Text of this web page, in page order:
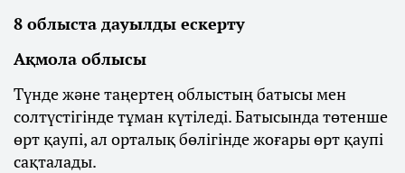
8 облыста дауылды ескерту
Ақмола облысы
Түнде және таңертең облыстың батысы мен
солтүстігінде тұман күтіледі. Батысында төтенше
өрт қаупі, ал орталық бөлігінде жоғары өрт қаупі
сақталады.